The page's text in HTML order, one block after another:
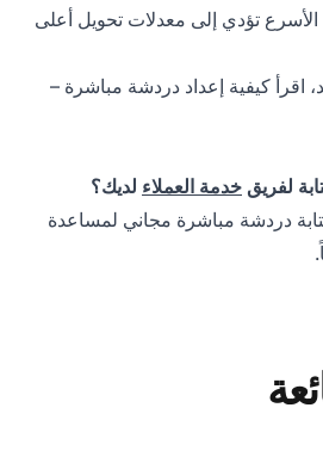
الأسرع تؤدي إلى معدلات تحويل أعلى
اقرأ كيفية إعداد دردشة مباشرة –
لفريق خدمة العملاء لديك؟
دردشة مباشرة مجاني لمساعدة